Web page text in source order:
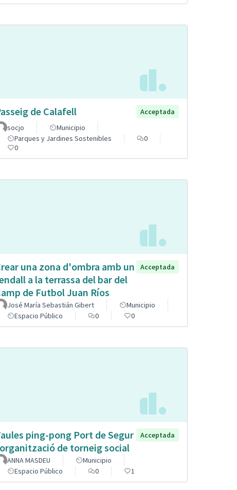
de Calafell
Acceptada
socjo
Municipio
Parques y Jardines Sostenibles
0
0
una zona d'ombra amb un
a la terrassa del bar del
de Futbol Juan Ríos
Acceptada
José María Sebastián Gibert
Municipio
Espacio Público
0 0
ping-pong Port de Segur
de torneig social
Acceptada
ANNA MASDEU
Municipio
Espacio Público
0 1